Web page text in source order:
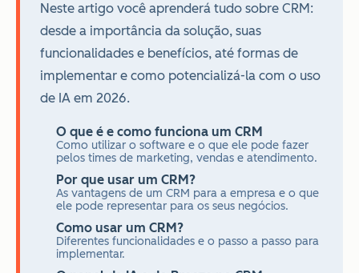
Neste artigo você aprenderá tudo sobre CRM:
desde a importância da solução, suas
funcionalidades e benefícios, até formas de
implementar e como potencializá-la com o uso
de IA em 2026.
O que é e como funciona um CRM
Como utilizar o software e o que ele pode fazer
pelos times de marketing, vendas e atendimento.
Por que usar um CRM?
As vantagens de um CRM para a empresa e o que
ele pode representar para os seus negócios.
Como usar um CRM?
Diferentes funcionalidades e o passo a passo para
implementar.